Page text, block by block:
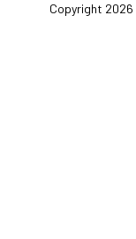
Copyright 2026